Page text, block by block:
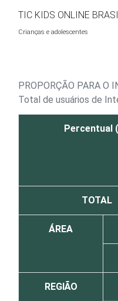
TIC KIDS ONLINE
Crianças e adolescentes
PROPORÇÃO PARA O
Total de usuários de
Percentual
TOTAL
ÁREA
REGIÃO